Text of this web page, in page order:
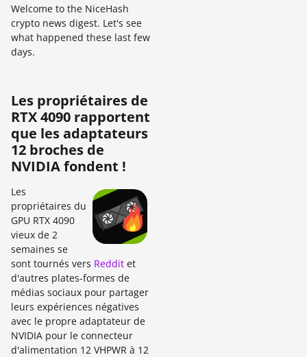
Welcome to the NiceHash
crypto news digest. Let's see
what happened these last few
days.
Les propriétaires de
RTX 4090 rapportent
que les adaptateurs
12 broches de
NVIDIA fondent !
Les
propriétaires du
GPU RTX 4090
vieux de 2
semaines se
sont tournés vers Reddit et
d'autres plates-formes de
médias sociaux pour partager
leurs expériences négatives
avec le propre adaptateur de
NVIDIA pour le connecteur
d'alimentation 12 VHPWR à 12